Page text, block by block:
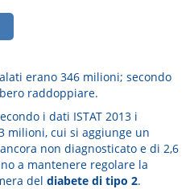
erano 346 milioni; secondo
raddoppiare.
i dati ISTAT 2013 i
milioni, cui si aggiunge un
non diagnosticato e di 2,6
a mantenere regolare la
deldiabete di tipo 2.